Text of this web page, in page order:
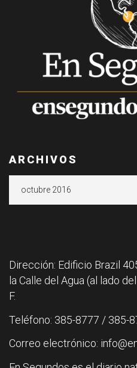
ARCHIVOS
Dirección: Edificio Brazil
la Calle del Agua (al lado
F.
Teléfono: 385-8777 / 385-
Correo electrónico: